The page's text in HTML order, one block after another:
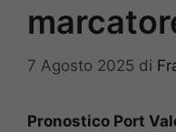
7 Agosto 2025 di
Pronostico Port